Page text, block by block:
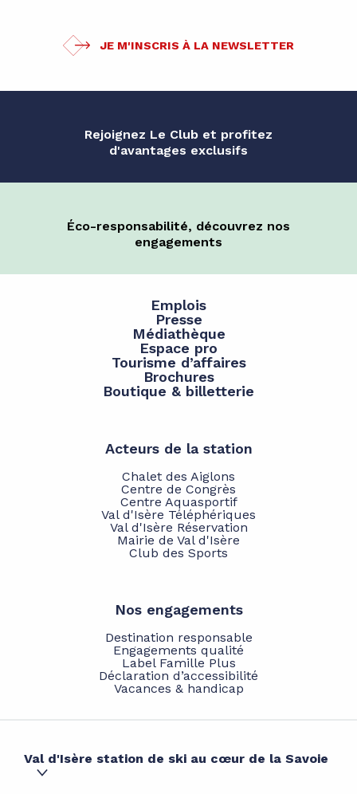
JE M'INSCRIS À LA NEWSLETTER
Rejoignez Le Club et profitez
d'avantages exclusifs
Éco-responsabilité, découvrez nos
engagements
Emplois
Presse
Médiathèque
Espace pro
Tourisme d’affaires
Brochures
Boutique & billetterie
Acteurs de la station
Chalet des Aiglons
Centre de Congrès
Centre Aquasportif
Val d'Isère Téléphériques
Val d'Isère Réservation
Mairie de Val d'Isère
Club des Sports
Nos engagements
Destination responsable
Engagements qualité
Label Famille Plus
Déclaration d’accessibilité
Vacances & handicap
Val d'Isère station de ski au cœur de la Savoie